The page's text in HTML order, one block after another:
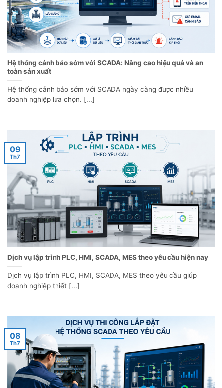
Hệ thống cảnh báo sớm với SCADA: Nâng cao hiệu quả và an
toàn sản xuất
Hệ thống cảnh báo sớm với SCADA ngày càng được nhiều
doanh nghiệp lựa chọn. [...]
Dịch vụ lập trình PLC, HMI, SCADA, MES theo yêu cầu hiện nay
Dịch vụ lập trình PLC, HMI, SCADA, MES theo yêu cầu giúp
doanh nghiệp thiết [...]
09
Th7
08
Th7